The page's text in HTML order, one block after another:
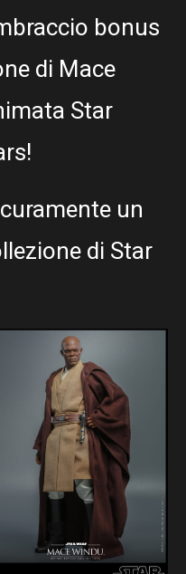
bonus
di Mace
Star
un
di Star